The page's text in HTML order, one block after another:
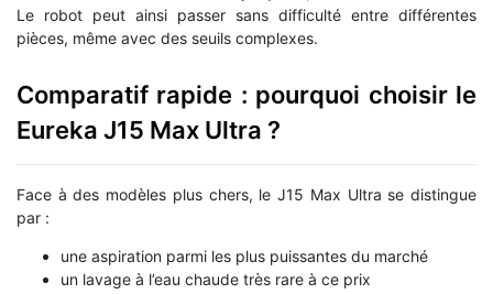
Le robot peut ainsi passer sans difficulté entre différentes
pièces, même avec des seuils complexes.
Comparatif rapide : pourquoi choisir le
Eureka J15 Max Ultra ?
Face à des modèles plus chers, le J15 Max Ultra se distingue
par :
une aspiration parmi les plus puissantes du marché
un lavage à l’eau chaude très rare à ce prix